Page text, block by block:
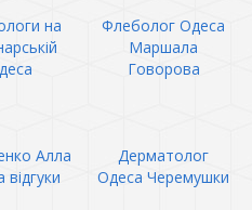
на
Флеболог Одеса
Маршала
Говорова
Алла
Дерматолог
Одеса Черемушки